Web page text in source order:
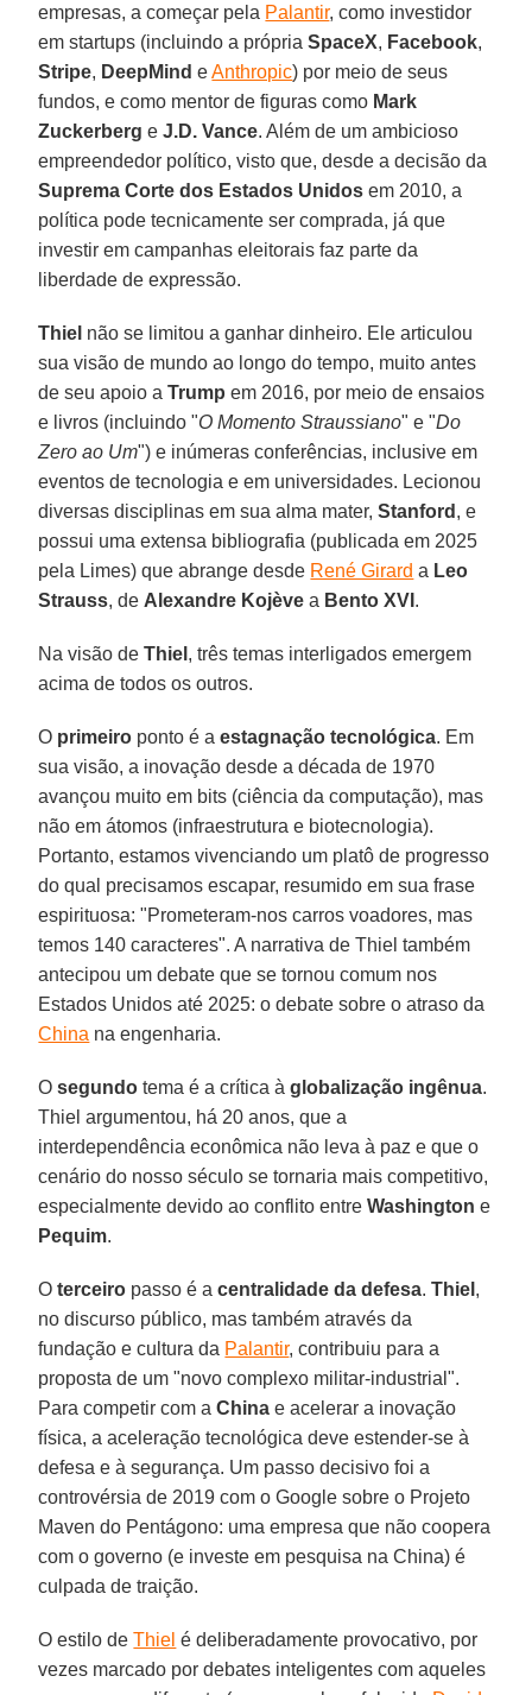
empresas, a começar pela Palantir, como investidor
em startups (incluindo a própriaSpaceX, Facebook,
Stripe, DeepMind eAnthropic) por meio de seus
fundos, e como mentor de figuras como Mark
Zuckerberg eJ.D. Vance. Além de um ambicioso
empreendedor político, visto que, desde a decisão da
Suprema Corte dos Estados Unidos em 2010, a
política pode tecnicamente ser comprada, já que
investir em campanhas eleitorais faz parte da
liberdade de expressão.
Thiel não se limitou a ganhar dinheiro. Ele articulou
sua visão de mundo ao longo do tempo, muito antes
de seu apoio aTrump em 2016, por meio de ensaios
e livros (incluindo "O Momento Straussiano" e "Do
Zero ao Um") e inúmeras conferências, inclusive em
eventos de tecnologia e em universidades. Lecionou
diversas disciplinas em sua alma mater,Stanford , e
possui uma extensa bibliografia (publicada em 2025
pela Limes) que abrange desde René Girard a Leo
Strauss, de Alexandre Kojève a Bento XVI .
Na visão deThiel , três temas interligados emergem
acima de todos os outros.
O primeiro ponto é aestagnação tecnológica. Em
sua visão, a inovação desde a década de 1970
avançou muito em bits (ciência da computação), mas
não em átomos (infraestrutura e biotecnologia).
Portanto, estamos vivenciando um platô de progresso
do qual precisamos escapar, resumido em sua frase
espirituosa: "Prometeram-nos carros voadores, mas
temos 140 caracteres". A narrativa de Thiel também
antecipou um debate que se tornou comum nos
Estados Unidos até 2025: o debate sobre o atraso da
China na engenharia.
Osegundo tema é a crítica àglobalização ingênua.
Thiel argumentou, há 20 anos, que a
interdependência econômica não leva à paz e que o
cenário do nosso século se tornaria mais competitivo,
especialmente devido ao conflito entreWashington e
Pequim.
Oterceiro passo é acentralidade da defesa.Thiel ,
no discurso público, mas também através da
fundação e cultura da Palantir, contribuiu para a
proposta de um "novo complexo militar-industrial".
Para competir com aChina e acelerar a inovação
física, a aceleração tecnológica deve estender-se à
defesa e à segurança. Um passo decisivo foi a
controvérsia de 2019 com o Google sobre o Projeto
Maven do Pentágono: uma empresa que não coopera
com o governo (e investe em pesquisa na China) é
culpada de traição.
O estilo deThiel é deliberadamente provocativo, por
vezes marcado por debates inteligentes com aqueles